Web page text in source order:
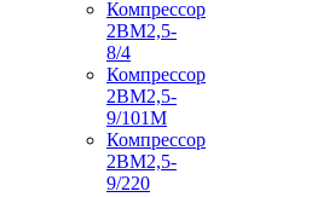
Компрессор
2ВМ2,5-
8/4
Компрессор
2ВМ2,5-
9/101М
Компрессор
2ВМ2,5-
9/220